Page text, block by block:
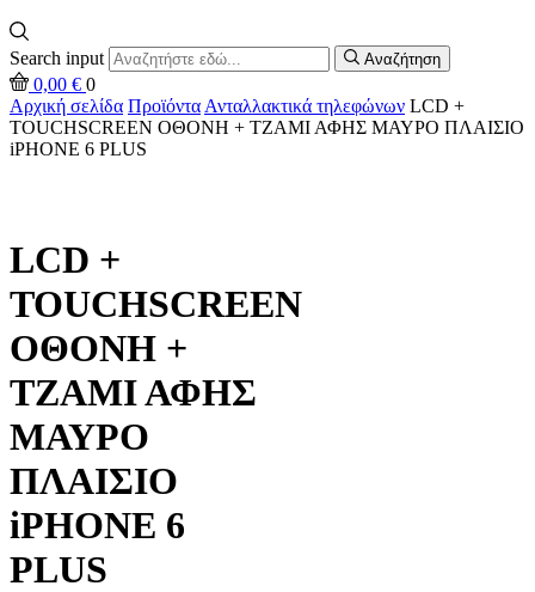
Search input Αναζήτηση
0,00 € 0
Αρχική σελίδα Προϊόντα Ανταλλακτικά τηλεφώνων LCD +
TOUCHSCREEN ΟΘΟΝΗ + ΤΖΑΜΙ ΑΦΗΣ ΜΑΥΡΟ ΠΛΑΙΣΙΟ
iPHONE 6 PLUS
LCD +
TOUCHSCREEN
ΟΘΟΝΗ +
ΤΖΑΜΙ ΑΦΗΣ
ΜΑΥΡΟ
ΠΛΑΙΣΙΟ
iPHONE 6
PLUS